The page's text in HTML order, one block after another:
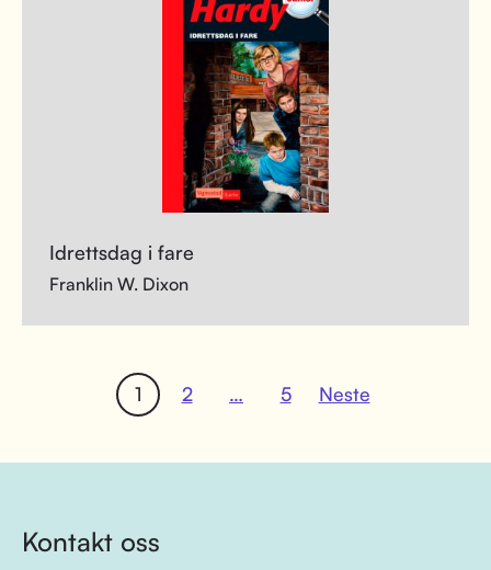
Idrettsdag i fare
Franklin W. Dixon
1 2 … 5 Neste
Kontakt oss